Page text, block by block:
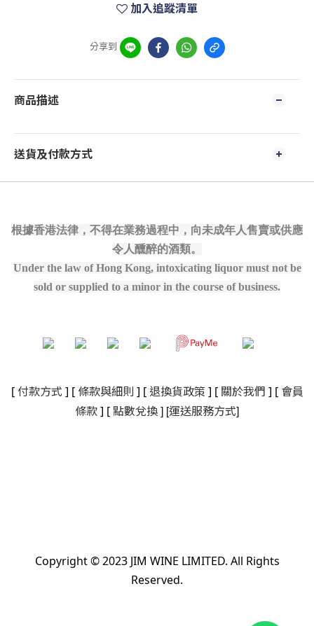
加入追蹤清單
分享到
商品描述
送貨及付款方式
根據香港法律，不得在業務過程中，向未成年人售賣或供應
令人醺醉的酒類。
Under the law of Hong Kong, intoxicating liquor must not be
sold or supplied to a minor in the course of business.
[ 付款方式 ] [ 條款與細則 ] [ 退換貨政策 ] [ 關於我們 ] [ 會員
條款] [點數兌換] [運送服務方式]
Copyright © 2023 JIM WINE LIMITED. All Rights
Reserved.